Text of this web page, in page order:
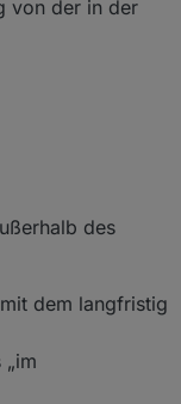
von der in der
des
dem langfristig